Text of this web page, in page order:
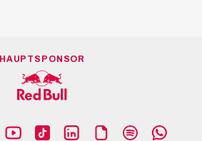
HAUPTSPONSOR